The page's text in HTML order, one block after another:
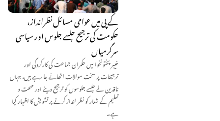
کے پی میں عوامی مسائل نظرانداز،
حکومت کی ترجیح جلسے جلوس اور سیاسی
سرگرمیاں
خیبر پختونخوا میں حکمران جماعت کی کارکردگی اور
ترجیحات پر سخت سوالات اٹھائے جا رہے ہیں، جہاں
ناقدین نے جلسے جلوسوں کو ترجیح دینے اور صحت و
تعلیم کے شعار کو نظر انداز کرنے پر تشویش کا اظہار کیا
ہے۔